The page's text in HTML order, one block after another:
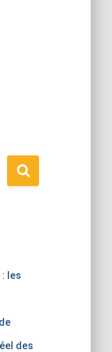
les
des